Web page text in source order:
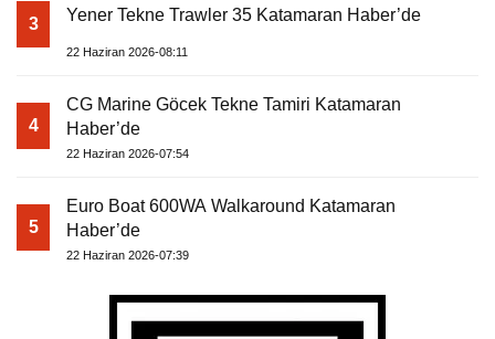
3 Yener Tekne Trawler 35 Katamaran Haber’de
22 Haziran 2026-08:11
4
CG Marine Göcek Tekne Tamiri Katamaran
Haber’de
22 Haziran 2026-07:54
5
Euro Boat 600WA Walkaround Katamaran
Haber’de
22 Haziran 2026-07:39